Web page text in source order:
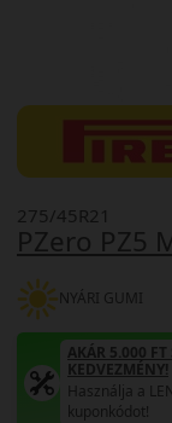
PZero PZ5
275/45R21
NYÁRI GUMI
AKÁR 5.000 FT
KEDVEZMÉNY!
Használja a
kuponkódot!